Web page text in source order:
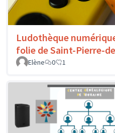
Ludothèque
folie de Saint-Pierre-
Elène
0 1